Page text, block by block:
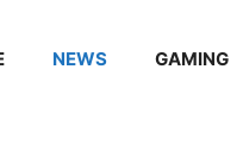
NEWS GAMING